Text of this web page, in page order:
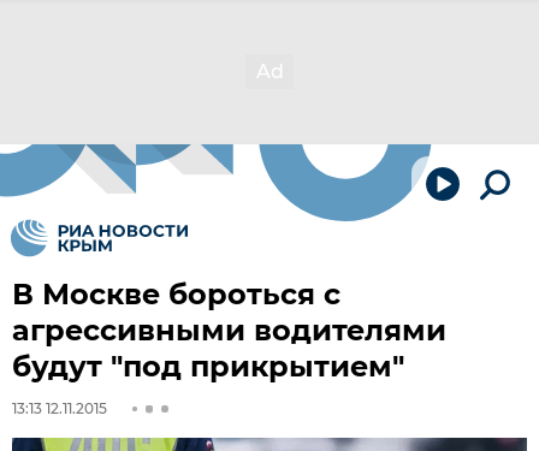
В Москве бороться с
агрессивными водителями
будут "под прикрытием"
13:13 12.11.2015